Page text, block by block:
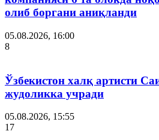
олиб боргани аниқланди
05.08.2026, 16:00
8
Ўзбекистон халқ артисти
жудоликка учради
05.08.2026, 15:55
17